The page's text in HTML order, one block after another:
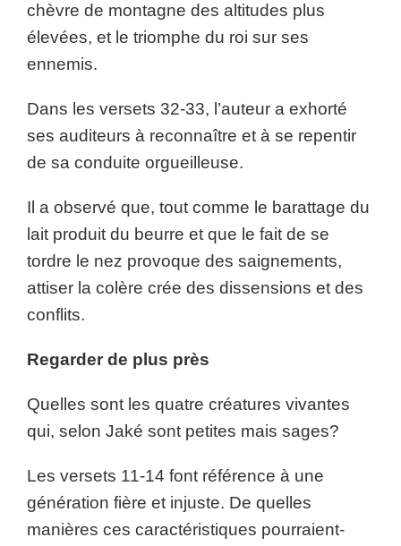
chèvre de montagne des altitudes plus
élevées, et le triomphe du roi sur ses
ennemis.
Dans les versets 32-33, l’auteur a exhorté
ses auditeurs à reconnaître et à se repentir
de sa conduite orgueilleuse.
Il a observé que, tout comme le barattage du
lait produit du beurre et que le fait de se
tordre le nez provoque des saignements,
attiser la colère crée des dissensions et des
conflits.
Regarder de plus près
Quelles sont les quatre créatures vivantes
qui, selon Jaké sont petites mais sages?
Les versets 11-14 font référence à une
génération fière et injuste. De quelles
manières ces caractéristiques pourraient-